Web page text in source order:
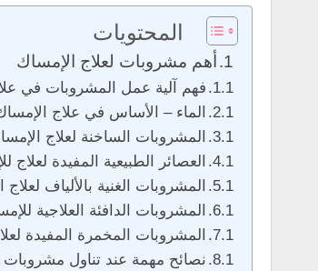
المحتويات
أهم مشروبات لعلاج الإمساك
فهم آلية عمل المشروبات في
الماء – الأساس في علاج
المشروبات الساخنة لعلاج
العصائر الطبيعية المفيدة لعلاج
المشروبات الغنية بالألياف
المشروبات الدافئة العلاجية
المشروبات المخمرة المفيدة
نصائح مهمة عند تناول مشروبات